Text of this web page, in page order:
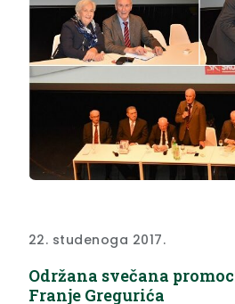
22. studenoga 2017.
Održana svečana
Franje Gregurića